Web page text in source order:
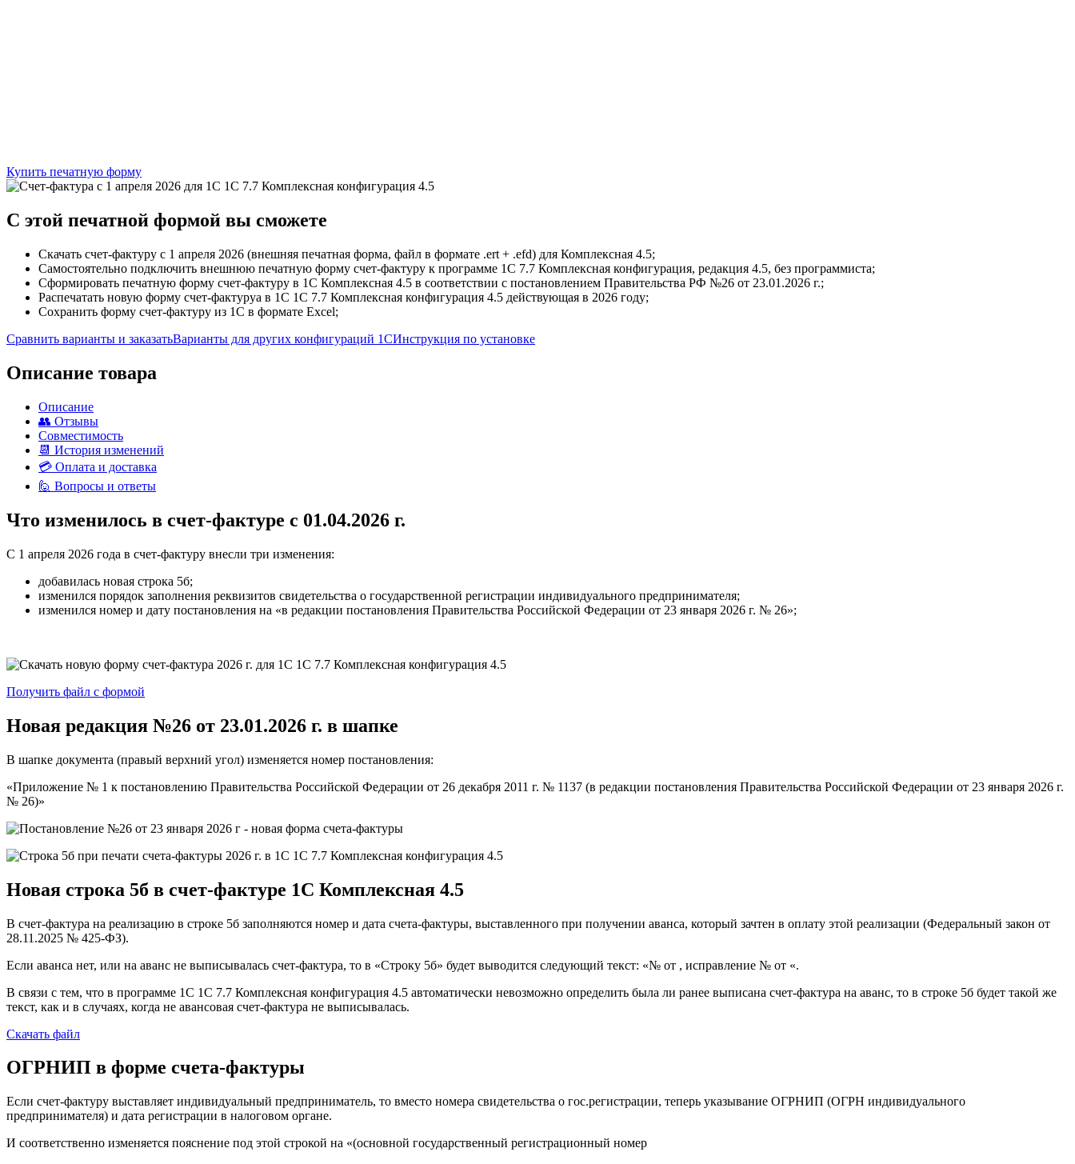
Купить печатную форму
C этой печатной формой вы сможете
Скачать счет-фактуру с 1 апреля 2026 (внешняя печатная форма, файл в формате .ert + .efd) для Комплексная 4.5;
Самостоятельно подключить внешнюю печатную форму счет-фактуру к программе 1С 7.7 Комплексная конфигурация, редакция 4.5, без программиста;
Сформировать печатную форму счет-фактуру в 1С Комплексная 4.5 в соответствии с постановлением Правительства РФ №26 от 23.01.2026 г.;
Распечатать новую форму счет-фактуруа в 1С 1С 7.7 Комплексная конфигурация 4.5 действующая в 2026 году;
Сохранить форму счет-фактуру из 1С в формате Excel;
Сравнить варианты и заказатьВарианты для других конфигураций 1СИнструкция по установке
Описание товара
Описание
👥 Отзывы
Совместимость
📆 История изменений
💳 Оплата и доставка
🙋 Вопросы и ответы
Что изменилось в счет-фактуре с 01.04.2026 г.
С 1 апреля 2026 года в счет-фактуру внесли три изменения:
добавилась новая строка 5б;
изменился порядок заполнения реквизитов свидетельства о государственной регистрации индивидуального предпринимателя;
изменился номер и дату постановления на «в редакции постановления Правительства Российской Федерации от 23 января 2026 г. № 26»;
Получить файл с формой
Новая редакция №26 от 23.01.2026 г. в шапке
В шапке документа (правый верхний угол) изменяется номер постановления:
«Приложение № 1 к постановлению Правительства Российской Федерации от 26 декабря 2011 г. № 1137 (в редакции постановления Правительства Российской Федерации от 23 января 2026 г.
№ 26)»
Новая строка 5б в счет-фактуре 1C Комплексная 4.5
В счет-фактура на реализацию в строке 5б заполняются номер и дата счета-фактуры, выставленного при получении аванса, который зачтен в оплату этой реализации (Федеральный закон от
28.11.2025 № 425-ФЗ).
Если аванса нет, или на аванс не выписывалась счет-фактура, то в «Строку 5б» будет выводится следующий текст: «№ от , исправление № от «.
В связи с тем, что в программе 1С 1С 7.7 Комплексная конфигурация 4.5 автоматически невозможно определить была ли ранее выписана счет-фактура на аванс, то в строке 5б будет такой же
текст, как и в случаях, когда не авансовая счет-фактура не выписывалась.
Скачать файл
ОГРНИП в форме счета-фактуры
Если счет-фактуру выставляет индивидуальный предприниматель, то вместо номера свидетельства о гос.регистрации, теперь указывание ОГРНИП (ОГРН индивидуального
предпринимателя) и дата регистрации в налоговом органе.
И соответственно изменяется пояснение под этой строкой на «(основной государственный регистрационный номер